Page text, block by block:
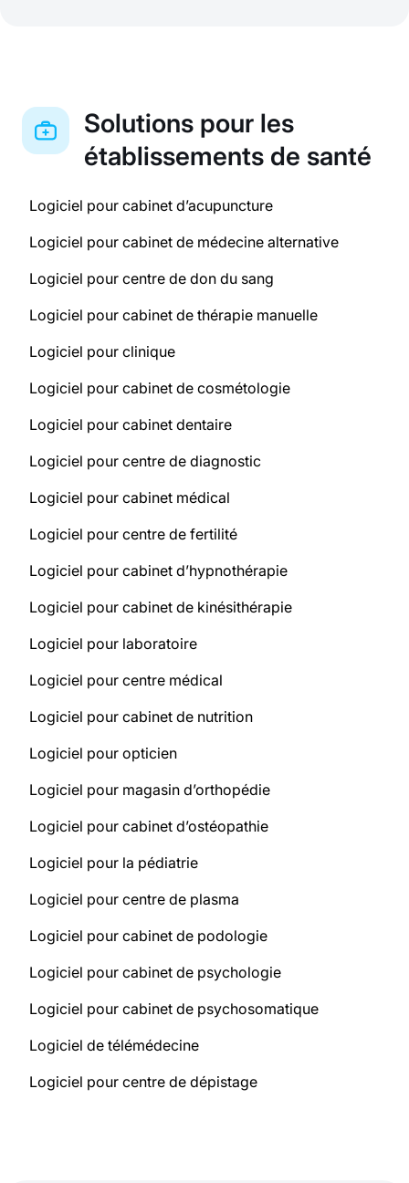
Solutions pour les
établissements de santé
Logiciel pour cabinet d’acupuncture
Logiciel pour cabinet de médecine alternative
Logiciel pour centre de don du sang
Logiciel pour cabinet de thérapie manuelle
Logiciel pour clinique
Logiciel pour cabinet de cosmétologie
Logiciel pour cabinet dentaire
Logiciel pour centre de diagnostic
Logiciel pour cabinet médical
Logiciel pour centre de fertilité
Logiciel pour cabinet d’hypnothérapie
Logiciel pour cabinet de kinésithérapie
Logiciel pour laboratoire
Logiciel pour centre médical
Logiciel pour cabinet de nutrition
Logiciel pour opticien
Logiciel pour magasin d’orthopédie
Logiciel pour cabinet d’ostéopathie
Logiciel pour la pédiatrie
Logiciel pour centre de plasma
Logiciel pour cabinet de podologie
Logiciel pour cabinet de psychologie
Logiciel pour cabinet de psychosomatique
Logiciel de télémédecine
Logiciel pour centre de dépistage